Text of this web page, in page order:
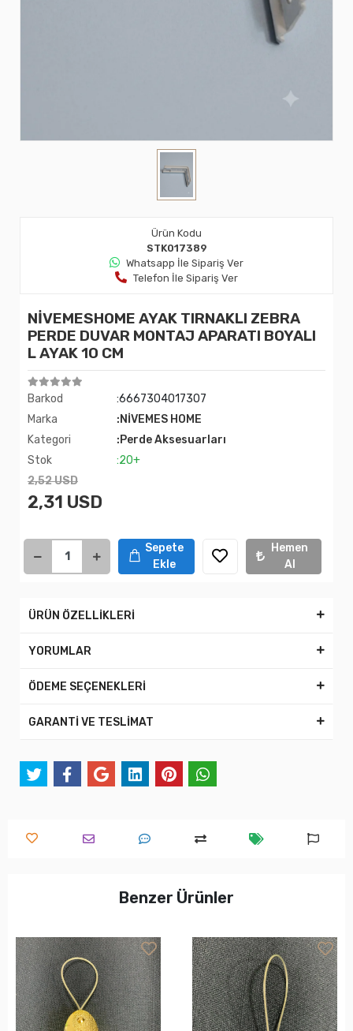
Ürün Kodu
STK017389
Whatsapp İle Sipariş Ver
Telefon İle Sipariş Ver
NİVEMESHOME AYAK TIRNAKLI ZEBRA
PERDE DUVAR MONTAJ APARATI BOYALI
L AYAK 10 CM
Barkod
:6667304017307
Marka
:NİVEMES HOME
Kategori
:Perde Aksesuarları
Stok
:20+
2,52 USD
2,31 USD
Sepete
Ekle
Hemen
Al
ÜRÜN ÖZELLİKLERİ
YORUMLAR
ÖDEME SEÇENEKLERİ
GARANTİ VE TESLİMAT
Benzer Ürünler